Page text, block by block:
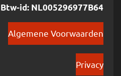
Btw-id: NL005296977B64
Algemene Voorwaarden
Privacy